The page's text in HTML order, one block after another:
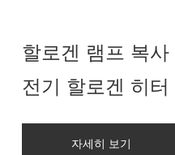
할로겐 램프 복
전기 할로겐 히터
자세히 보기